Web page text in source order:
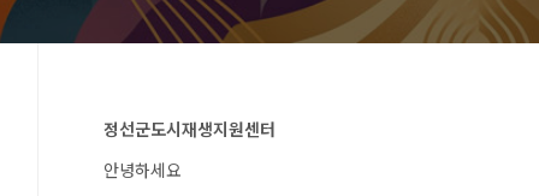
정선군도시재생지원센터
안녕하세요